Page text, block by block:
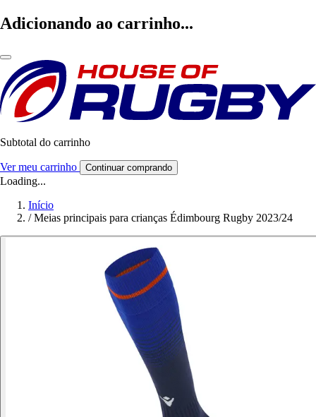
Adicionando ao carrinho...
Subtotal do carrinho
Ver meu carrinho Continuar comprando
Loading...
Início
/ Meias principais para crianças Édimbourg Rugby 2023/24